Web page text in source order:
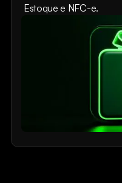
Estoque e NFC-e.